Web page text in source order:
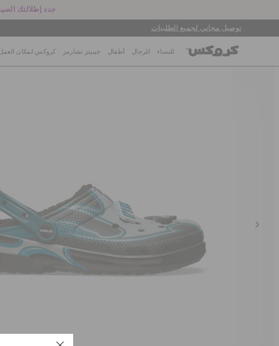
جدد إطلالتك الصيفية! استمتع
توصيل مجاني لجميع الطلبيات
للنساء للرجال أطفال جيبيتز تشارمز كروكس لمكان